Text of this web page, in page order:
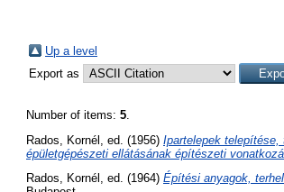
Up a level
Export as
Number of items: 5
Rados, Kornél , ed. (1956) Ipartelepek
épületgépészeti ellátásának építészeti
Rados, Kornél , ed. (1964) Építési anyagok,